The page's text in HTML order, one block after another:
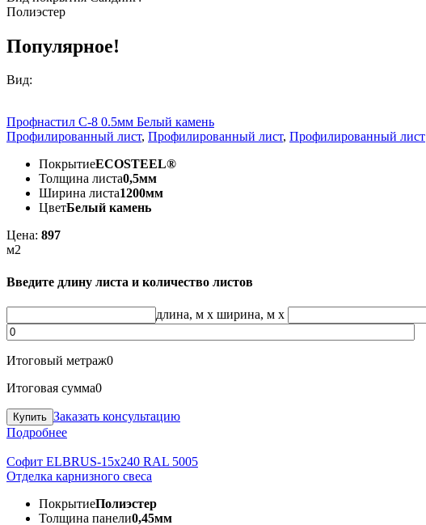
Полиэстер
Популярное!
Вид:
Профнастил С-8 0.5мм Белый камень
Профилированный лист, Профилированный лист, Профилированный лист
ПокрытиеECOSTEEL®
Толщина листа0,5мм
Ширина листа1200мм
ЦветБелый камень
Цена: 897
м2
Введите длину листа и количество листов
длина, м x ширина, м x
Итоговый метраж0
Итоговая сумма0
Заказать консультацию
Подробнее
Софит ELBRUS-15х240 RAL 5005
Отделка карнизного свеса
ПокрытиеПолиэстер
Толщина панели0,45мм